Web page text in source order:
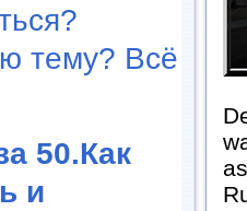
тему? Всё
50.Как
и